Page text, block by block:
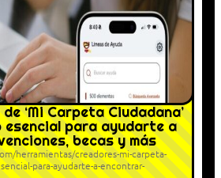
‘Mi Carpeta Ciudadana’
esencial para ayudarte a
becas y más
herramientas/creadores-mi-carpeta-
para-ayudarte-a-encontrar-